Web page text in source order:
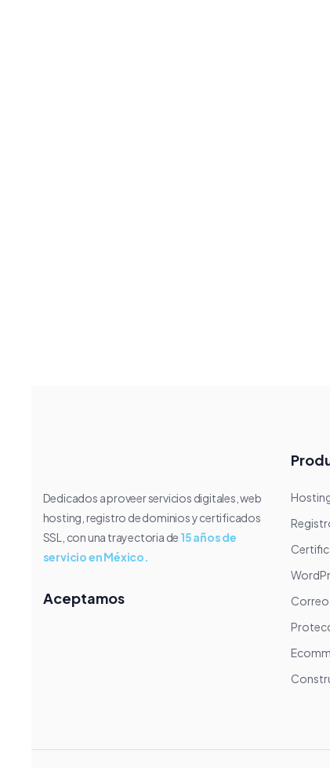
Dedicados a proveer servicios digitales, web
hosting, registro de dominios y certificados
SSL, con una trayectoria de 15 años de
servicio en México.
Aceptamos
Correo